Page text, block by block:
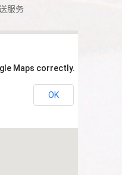
服务
Maps correctly.
OK